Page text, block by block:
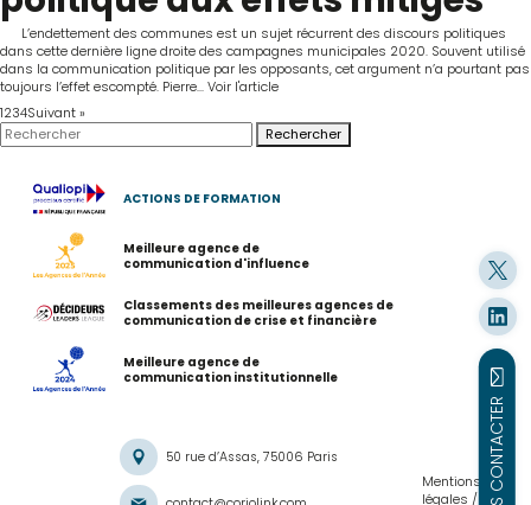
NOUS CONTACTER
L’endettement des communes est un sujet récurrent des discours politiques
dans cette dernière ligne droite des campagnes municipales 2020. Souvent utilisé
dans la communication politique par les opposants, cet argument n’a pourtant pas
toujours l’effet escompté. Pierre...Voir l'article
1234Suivant »
Rechercher
ACTIONS DE FORMATION
Meilleure agence de
communication d'influence
Classements des meilleures agences de
communication de crise et financière
Meilleure agence de
communication institutionnelle
50 rue d’Assas, 75006 Paris
Mentions
légales